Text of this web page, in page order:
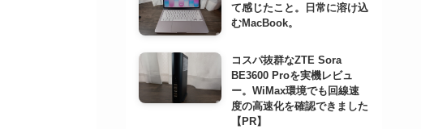
て感じたこと。日常に溶け込
むMacBook。
コスパ抜群なZTE Sora
BE3600 Proを実機レビュ
ー。WiMax環境でも回線速
度の高速化を確認できました
【PR】